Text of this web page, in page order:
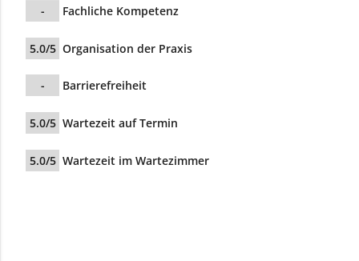
- Fachliche Kompetenz
5.0/5 Organisation der Praxis
- Barrierefreiheit
5.0/5 Wartezeit auf Termin
5.0/5 Wartezeit im Wartezimmer